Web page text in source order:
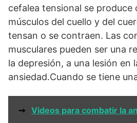
cefalea tensional se produce
músculos del cuello y del
tensan o se contraen. Las
musculares pueden ser una
la depresión, a una lesión en
ansiedad.Cuando se tiene
➞ Videos para combatir la